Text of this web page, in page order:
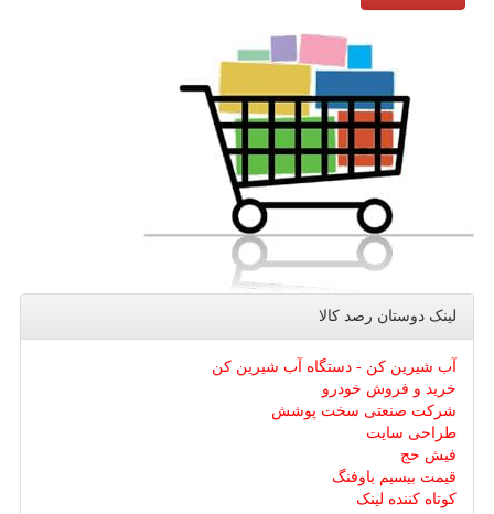
لینک دوستان رصد كالا
آب شیرین کن - دستگاه آب شیرین کن
خرید و فروش خودرو
شرکت صنعتی سخت پوشش
طراحی سایت
فیش حج
قیمت بیسیم باوفنگ
کوتاه کننده لینک